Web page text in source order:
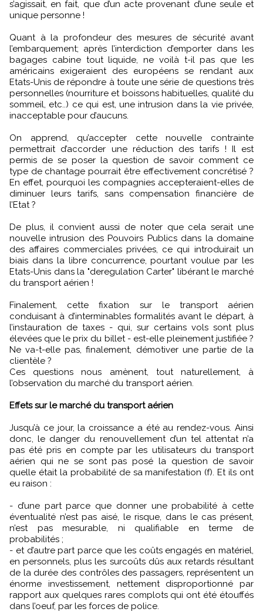
s’agissait, en fait, que d’un acte provenant d’une seule et
unique personne !
Quant à la profondeur des mesures de sécurité avant
l’embarquement; après l’interdiction d’emporter dans les
bagages cabine tout liquide, ne voilà t-il pas que les
américains exigeraient des européens se rendant aux
Etats-Unis de répondre à toute une série de questions très
personnelles (nourriture et boissons habituelles, qualité du
sommeil, etc..) ce qui est, une intrusion dans la vie privée,
inacceptable pour d’aucuns.
On apprend, qu’accepter cette nouvelle contrainte
permettrait d’accorder une réduction des tarifs ! Il est
permis de se poser la question de savoir comment ce
type de chantage pourrait être effectivement concrétisé ?
En effet, pourquoi les compagnies accepteraient-elles de
diminuer leurs tarifs, sans compensation financière de
l’Etat ?
De plus, il convient aussi de noter que cela serait une
nouvelle intrusion des Pouvoirs Publics dans la domaine
des affaires commerciales privées, ce qui introduirait un
biais dans la libre concurrence, pourtant voulue par les
Etats-Unis dans la "deregulation Carter" libérant le marché
du transport aérien !
Finalement, cette fixation sur le transport aérien
conduisant à d’interminables formalités avant le départ, à
l’instauration de taxes - qui, sur certains vols sont plus
élevées que le prix du billet - est-elle pleinement justifiée ?
Ne va-t-elle pas, finalement, démotiver une partie de la
clientèle ?
Ces questions nous amènent, tout naturellement, à
l’observation du marché du transport aérien.
Effets sur le marché du transport aérien
Jusqu’à ce jour, la croissance a été au rendez-vous. Ainsi
donc, le danger du renouvellement d’un tel attentat n’a
pas été pris en compte par les utilisateurs du transport
aérien qui ne se sont pas posé la question de savoir
quelle était la probabilité de sa manifestation (f). Et ils ont
eu raison :
- d’une part parce que donner une probabilité à cette
éventualité n’est pas aisé, le risque, dans le cas présent,
n’est pas mesurable, ni qualifiable en terme de
probabilités ;
- et d’autre part parce que les coûts engagés en matériel,
en personnels, plus les surcoûts dûs aux retards résultant
de la durée des contrôles des passagers, représentent un
énorme investissement, nettement disproportionné par
rapport aux quelques rares complots qui ont été étouffés
dans l’oeuf, par les forces de police.